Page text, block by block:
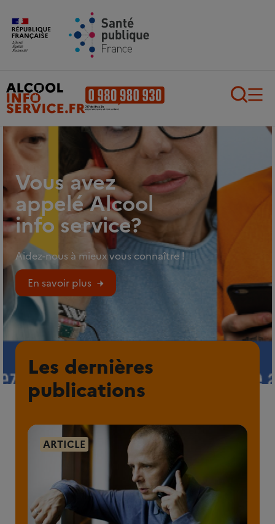
Aller au contenu principal
Vous avez
appelé Alcool
info service?
Aidez-nous à mieux vous connaître !
En savoir plus
Les dernières
publications
ARTICLE